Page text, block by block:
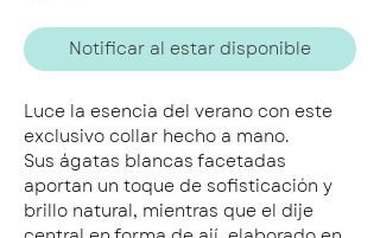
Notificar al estar disponible
Luce la esencia del verano con este
exclusivo collar hecho a mano.
Sus ágatas blancas facetadas
aportan un toque de sofisticación y
brillo natural, mientras que el dije